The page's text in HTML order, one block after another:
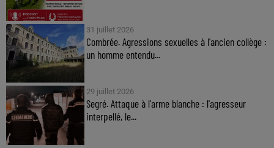
31 juillet 2026
Combrée. Agressions sexuelles à l'ancien collège :
un homme entendu...
29 juillet 2026
Segré. Attaque à l'arme blanche : l'agresseur
interpellé, le...